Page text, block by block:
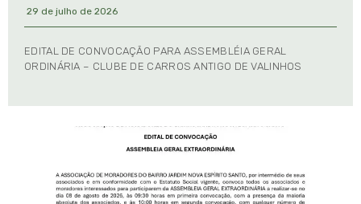
29 de julho de 2026
EDITAL DE CONVOCAÇÃO PARA ASSEMBLÉIA GERAL
ORDINÁRIA – CLUBE DE CARROS ANTIGO DE VALINHOS